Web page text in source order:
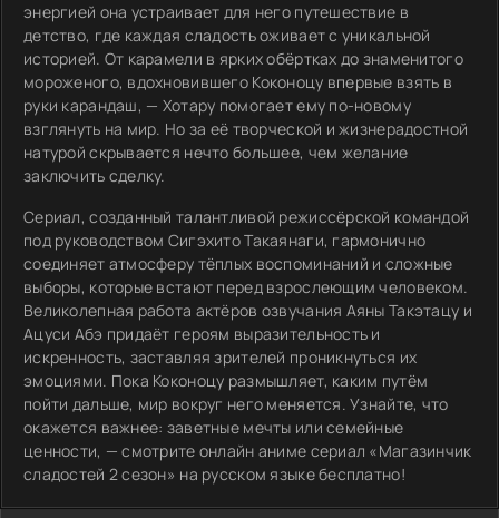
энергией она устраивает для него путешествие в
детство, где каждая сладость оживает с уникальной
историей. От карамели в ярких обёртках до знаменитого
мороженого, вдохновившего Коконоцу впервые взять в
руки карандаш, — Хотару помогает ему по-новому
взглянуть на мир. Но за её творческой и жизнерадостной
натурой скрывается нечто большее, чем желание
заключить сделку.
Сериал, созданный талантливой режиссёрской командой
под руководством Сигэхито Такаянаги, гармонично
соединяет атмосферу тёплых воспоминаний и сложные
выборы, которые встают перед взрослеющим человеком.
Великолепная работа актёров озвучания Аяны Такэтацу и
Ацуси Абэ придаёт героям выразительность и
искренность, заставляя зрителей проникнуться их
эмоциями. Пока Коконоцу размышляет, каким путём
пойти дальше, мир вокруг него меняется. Узнайте, что
окажется важнее: заветные мечты или семейные
ценности, — смотрите онлайн аниме сериал «Магазинчик
сладостей 2 сезон» на русском языке бесплатно!